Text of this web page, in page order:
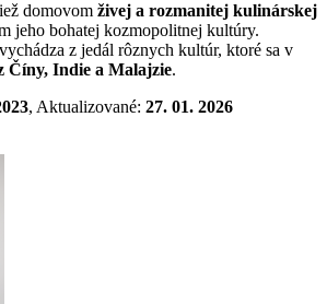
domovom živej a rozmanitej kulinárskej
jeho bohatej kozmopolitnej kultúry.
z jedál rôznych kultúr, ktoré sa v
Číny, Indie a Malajzie.
, Aktualizované: 27. 01. 2026